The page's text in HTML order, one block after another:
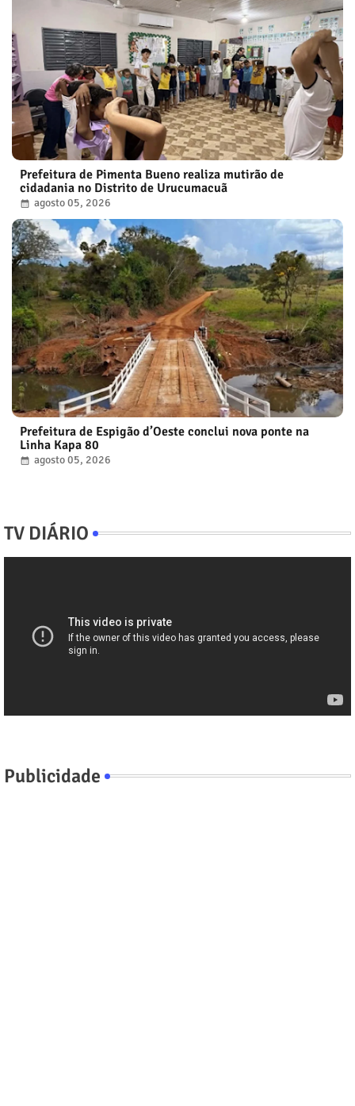
Prefeitura de Pimenta Bueno realiza mutirão de
cidadania no Distrito de Urucumacuã
agosto 05, 2026
Prefeitura de Espigão d’Oeste conclui nova ponte na
Linha Kapa 80
agosto 05, 2026
TV DIÁRIO
Publicidade